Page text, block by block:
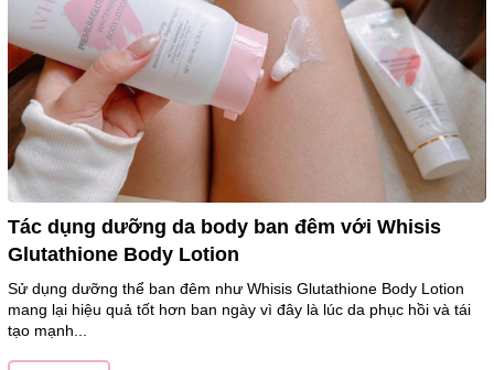
Tác dụng dưỡng da body ban đêm với Whisis
Glutathione Body Lotion
Sử dụng dưỡng thể ban đêm như Whisis Glutathione Body Lotion
mang lại hiệu quả tốt hơn ban ngày vì đây là lúc da phục hồi và tái
tạo mạnh...